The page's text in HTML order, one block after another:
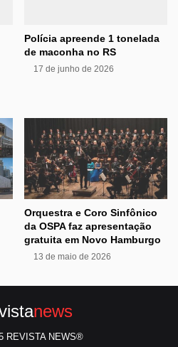
Polícia apreende 1 tonelada
de maconha no RS
17 de junho de 2026
Orquestra e Coro Sinfônico
da OSPA faz apresentação
gratuita em Novo Hamburgo
13 de maio de 2026
news
REVISTA NEWS®